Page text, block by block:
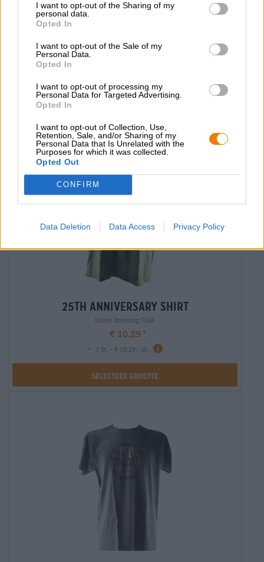
I want to opt-out of the Sharing of my
personal data.
Opted In
I want to opt-out of the Sale of my
Personal Data.
Opted In
I want to opt-out of processing my
Personal Data for Targeted Advertising.
Opted In
I want to opt-out of Collection, Use,
Retention, Sale, and/or Sharing of my
Personal Data that Is Unrelated with the
Purposes for which it was collected.
Opted Out
CONFIRM
Data Deletion Data Access Privacy Policy
hoodie hopfenhelden
-
1 St. - € 40,89 / St.
25th anniversary shirt
Stone Brewing USA
€ 10,29
-
1 St. - € 10,29 / St.
Selecteer Grootte